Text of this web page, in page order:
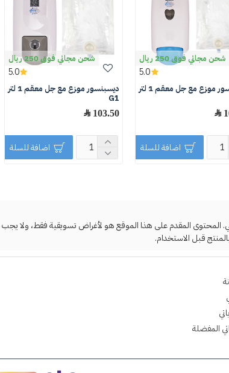
شحن مجاني فوق 250 ريال
ديسبنسور موزع مع جل معقم 1 لتر
5.0
اضافة للسلة
شحن مجاني فوق 250 ريال
ديسبنسور موزع مع جل معقم 1 لتر
G1
103.50 ﷼
5.0
اضافة للسلة
المقدم على هذا الموقع هو لأغراض تسويقية فقط، ولا يجب
قبل الاستخدام.
المفضلة